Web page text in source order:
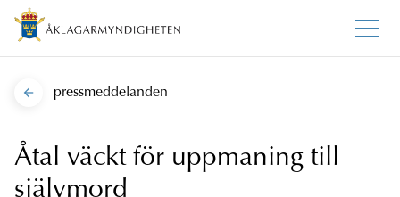
pressmeddelanden
Åtal väckt för uppmaning till
självmord